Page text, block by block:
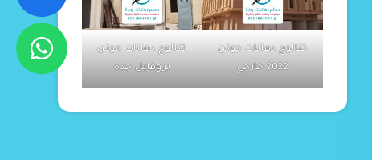
كتالوج دهانات جوتن
2022 خارجي
كتالوج دهانات جوتن
بروفايل جدة